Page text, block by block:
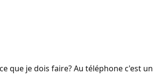
que je dois faire? Au téléphone c'est un